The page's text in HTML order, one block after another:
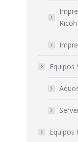
Ricoh
Equipos
Equipos